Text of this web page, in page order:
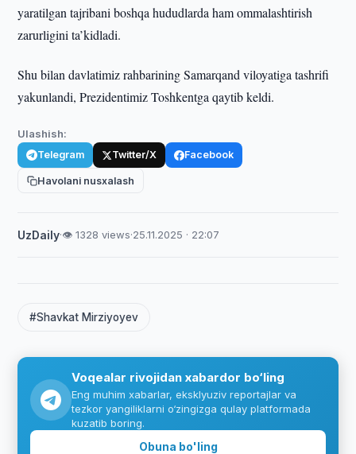
yaratilgan tajribani boshqa hududlarda ham ommalashtirish
zarurligini ta’kidladi.
Shu bilan davlatimiz rahbarining Samarqand viloyatiga tashrifi
yakunlandi, Prezidentimiz Toshkentga qaytib keldi.
Ulashish:
Telegram Twitter/X Facebook
Havolani nusxalash
UzDaily·👁 1328 views·25.11.2025 · 22:07
#Shavkat Mirziyoyev
Voqealar rivojidan xabardor bo‘ling
Eng muhim xabarlar, eksklyuziv reportajlar va
tezkor yangiliklarni o‘zingizga qulay platformada
kuzatib boring.
Obuna bo'ling